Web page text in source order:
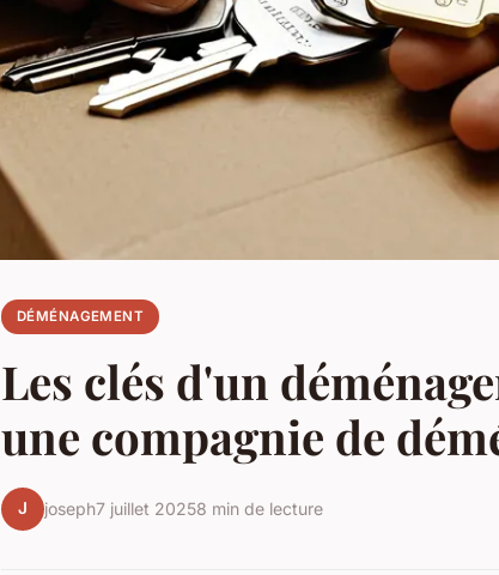
DÉMÉNAGEMENT
Les clés d'un
une compagnie de
J joseph7 juillet 20258 min de lecture